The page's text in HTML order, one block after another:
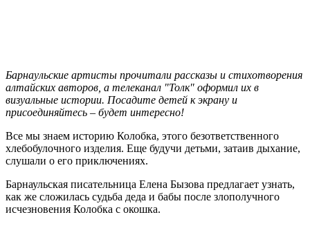
Барнаульские артисты прочитали рассказы и стихотворения
алтайских авторов, а телеканал "Толк" оформил их в
визуальные истории. Посадите детей к экрану и
присоединяйтесь – будет интересно!
Все мы знаем историю Колобка, этого безответственного
хлебобулочного изделия. Еще будучи детьми, затаив дыхание,
слушали о его приключениях.
Барнаульская писательница Елена Бызова предлагает узнать,
как же сложилась судьба деда и бабы после злополучного
исчезновения Колобка с окошка.